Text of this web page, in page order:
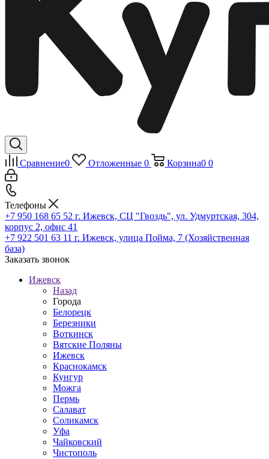
Сравнение0 Отложенные 0 Корзина0 0
Телефоны
+7 950 168 65 52 г. Ижевск, СЦ "Гвоздь", ул. Удмуртская, 304,
корпус 2, офис 41
+7 922 501 63 11 г. Ижевск, улица Пойма, 7 (Хозяйственная
база)
Заказать звонок
Ижевск
Назад
Города
Белорецк
Березники
Воткинск
Вятские Поляны
Ижевск
Краснокамск
Кунгур
Можга
Пермь
Салават
Соликамск
Уфа
Чайковский
Чистополь